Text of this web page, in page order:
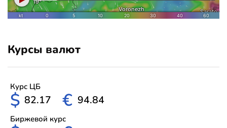
Курсы валют
Курс ЦБ
$ 82.17 € 94.84
Биржевой курс